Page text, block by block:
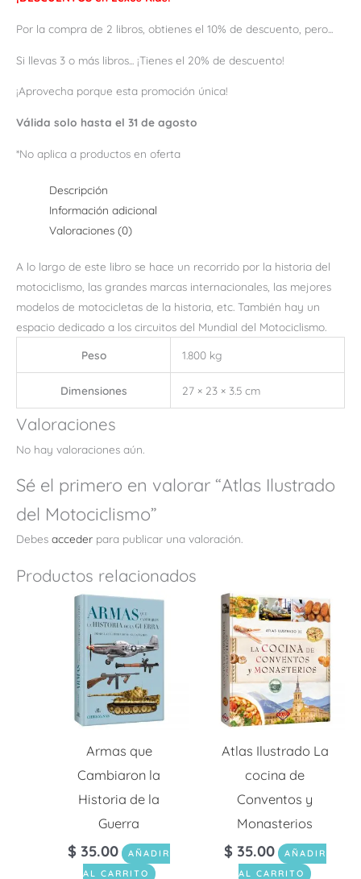
Por la compra de 2 libros, obtienes el 10% de descuento, pero...
Si llevas 3 o más libros... ¡Tienes el 20% de descuento!
¡Aprovecha porque esta promoción única!
Válida solo hasta el 31 de agosto
*No aplica a productos en oferta
Descripción
Información adicional
Valoraciones (0)
A lo largo de este libro se hace un recorrido por la historia del
motociclismo, las grandes marcas internacionales, las mejores
modelos de motocicletas de la historia, etc. También hay un
espacio dedicado a los circuitos del Mundial del Motociclismo.
Peso 1.800 kg
Dimensiones 27 × 23 × 3.5 cm
Valoraciones
No hay valoraciones aún.
Sé el primero en valorar “Atlas Ilustrado
del Motociclismo”
Debes acceder para publicar una valoración.
Productos relacionados
Armas que
Cambiaron la
Historia de la
Guerra
$ 35.00
AÑADIR
AL CARRITO
Atlas Ilustrado La
cocina de
Conventos y
Monasterios
$ 35.00
AÑADIR
AL CARRITO